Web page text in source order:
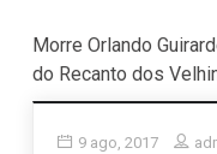
Morre Orlando
do Recanto dos
9 ago, 2017